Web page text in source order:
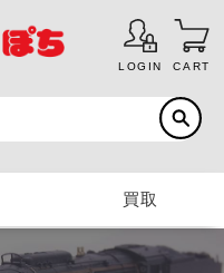
LOGIN CART
買取